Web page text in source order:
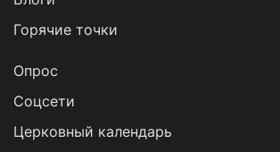
Горячие точки
Опрос
Cоцсети
Церковный календарь